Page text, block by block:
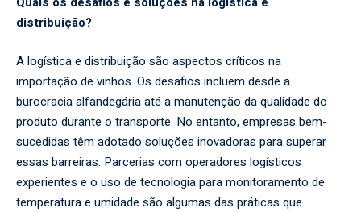
distribuição?
A logística e distribuição são aspectos críticos na
importação de vinhos. Os desafios incluem desde a
burocracia alfandegária até a manutenção da qualidade do
produto durante o transporte. No entanto, empresas bem-
sucedidas têm adotado soluções inovadoras para superar
essas barreiras. Parcerias com operadores logísticos
experientes e o uso de tecnologia para monitoramento de
temperatura e umidade são algumas das práticas que